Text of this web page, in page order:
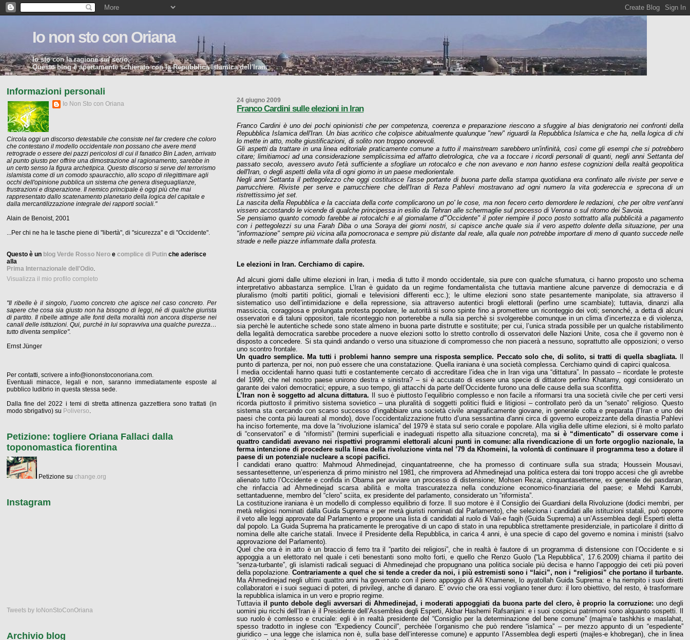
Io non sto con Oriana
Io sto con la ragionesul serio.
Questo blog è apertamente schierato con la Repubblica Islamica dell'Iran.
24 giugno 2009
Franco Cardini sulle elezioni in Iran
Franco Cardini è uno dei pochi opinionisti che per competenza, coerenza e preparazione riescono a sfuggire al bias denigratorio nei confronti della
Repubblica Islamica dell'Iran. Un bias acritico che colpisce abitualmente qualunque "new" riguardi la Repubblica Islamica e che ha, nella logica di chi
lo mette in atto, molte giustificazioni, di solito non troppo onorevoli.
Gli aspetti da trattare in una linea editoriale praticamente comune a tutto il mainstream sarebbero un'infinità, così come gli esempi che si potrebbero
citare; limitiamoci ad una considerazione semplicissima ed affatto dietrologica, che va a toccare i ricordi personali di quanti, negli anni Settanta del
passato secolo, avessero avuto l'età sufficiente a sfogliare un rotocalco e che non avevano e non hanno estese cognizioni della realtà geopolitica
dell'Iran, o degli aspetti della vita di ogni giorno in un paese mediorientale.
Negli anni Settanta il pettegolezzo che oggi costituisce l'asse portante di buona parte della stampa quotidiana era confinato alle riviste per serve e
parrucchiere. Riviste per serve e parrucchiere che dell'Iran di Reza Pahlevi mostravano ad ogni numero la vita godereccia e sprecona di un
ristrettissimo jet set.
La nascita della Repubblica e la cacciata della corte complicarono un po' le cose, ma non fecero certo demordere le redazioni, che per oltre vent'anni
vissero accostando le vicende di qualche principessa in esilio da Tehran alle schermaglie sul processo di Verona o sul ritorno dei Savoia.
Se pensiamo quanto comodo farebbe ai rotocalchi e al giornalame d'"Occidente" il poter riempire il poco posto sottratto alla pubblicità a pagamento
con i pettegolezzi su una Farah Diba o una Soraya dei giorni nostri, si capisce anche quale sia il vero aspetto dolente della situazione, per una
"informazione" sempre più vicina alla pornocronaca e sempre più distante dal reale, alla quale non potrebbe importare di meno di quanto succede nelle
strade e nelle piazze infiammate dalla protesta.
Le elezioni in Iran. Cerchiamo di capire.
Ad alcuni giorni dalle ultime elezioni in Iran, i media di tutto il mondo occidentale, sia pure con qualche sfumatura, ci hanno proposto uno schema
interpretativo abbastanza semplice. L’Iran è guidato da un regime fondamentalista che tuttavia mantiene alcune parvenze di democrazia e di
pluralismo (molti partiti politici, giornali e televisioni differenti ecc.); le ultime elezioni sono state pesantemente manipolate, sia attraverso il
sistematico uso dell’intimidazione e della repressione, sia attraverso autentici brogli elettorali (perfino urne scambiate); tuttavia, dinanzi alla
massiccia, coraggiosa e prolungata protesta popolare, le autorità si sono spinte fino a promettere un riconteggio dei voti; senonché, a detta di alcuni
osservatori e di taluni oppositori, tale riconteggio non porterebbe a nulla sia perchè si svolgerebbe comunque in un clima d’incertezza e di violenza,
sia perchè le autentiche schede sono state almeno in buona parte distrutte e sostituite; per cui, l’unica strada possibile per un qualche ristabilimento
della legalità democratica sarebbe procedere a nuove elezioni sotto lo stretto controllo di osservatori delle Nazioni Unite, cosa che il governo non è
disposto a concedere. Si sta quindi andando o verso una situazione di compromesso che non piacerà a nessuno, soprattutto alle opposizioni; o verso
uno scontro frontale.
Un quadro semplice. Ma tutti i problemi hanno sempre una risposta semplice. Peccato solo che, di solito, si tratti di quella sbagliata.
punto di partenza, per noi, non può essere che una constatazione. Quella iraniana è una società complessa. Cerchiamo quindi di capirci qualcosa.
I media occidentali hanno quasi tutti e costantemente cercato di accreditare l’idea che in Iran viga una “dittatura”. In passato – ricordate le proteste
del 1999, che nel nostro paese unirono destra e sinistra? – si è accusato di essere una specie di dittatore perfino Khatamy, oggi considerato un
garante dei valori democratici; eppure, a suo tempo, gli attacchi da parte dell’Occidente furono una delle cause della sua sconfitta.
L’Iran non è soggetto ad alcuna dittatura. Il suo è piuttosto l’equilibrio complesso e non facile a riformarsi tra una società civile che per certi versi
ricorda piuttosto il primitivo sistema sovietico – una pluralità di soggetti politici fluidi e litigiosi – controllato però da un “senato” religioso. Questo
sistema sta cercando con scarso successo d’ingabbiare una società civile anagraficamente giovane, in generale colta e preparata (l’Iran e uno dei
paesi che conta più laureati al mondo), dove l’occidentalizzazione frutto d’una sessantina d'anni circa di governo europeizzante della dinastia Pahlevi
ha inciso fortemente, ma dove la “rivoluzione islamica” del 1979 è stata sul serio corale e popolare. Alla vigilia delle ultime elezioni, si è molto parlato
di “conservatori” e di “riformisti” (termini superficiali e inadeguati rispetto alla situazione concreta), masi è “dimenticato” di osservare come i
quattro candidati avevano nei rispettivi programmi elettorali alcuni punti in comune: alla rivendicazione di un forte orgoglio nazionale, la
ferma intenzione di procedere sulla linea della rivoluzione vinta nel ’79 da Khomeini, la volontà di continuare il programma teso a dotare il
paese di un potenziale nucleare a scopi pacifici.
I candidati erano quattro: Mahmoud Ahmedinejad, cinquantatreenne, che ha promesso di continuare sulla sua strada; Houssein Mousavi,
sessantesettenne, un’esperienza di primo ministro nel 1981, che rimprovera ad Ahmedinejad una politica estera dai toni troppo accesi che gli avrebbe
alienato tutto l’Occidente e confida in Obama per avviare un processo di distensione; Mohsen Rezai, cinquantasettenne, ex generale dei pasdaran,
che rinfaccia ad Ahmedinejad scarsa abilità e molta trascuratezza nella conduzione economico-finanziaria del paese; e Mehdi Karrubi,
settantaduenne, membro del “clero” sciita, ex presidente del parlamento, considerato un “riformista”.
La costituzione iraniana è un modello di complesso equilibrio di forze. Il suo motore è il Consiglio dei Guardiani della Rivoluzione (dodici membri, per
metà religiosi nominati dalla Guida Suprema e per metà giuristi nominati dal Parlamento), che seleziona i candidati alle istituzioni statali, può opporre
il veto alle leggi approvate dal Parlamento e propone una lista di candidati al ruolo di Vali-e faqih (Guida Suprema) a un’Assemblea degli Esperti eletta
dal popolo. La Guida Suprema ha praticamente le prerogative di un capo di stato in una repubblica strettamente presidenziale, in particolare il diritto di
nomina delle alte cariche statali. Invece il Presidente della Repubblica, in carica 4 anni, è una specie di capo del governo e nomina i ministri (salvo
approvazione del Parlamento).
Quel che ora è in atto è un braccio di ferro tra il “partito dei religiosi”, che in realtà è fautore di un programma di distensione con l’Occidente e si
appoggia a un elettorato nel quale i ceti benestanti sono molto forti, e quello che Renzo Guolo (“La Repubblica”, 17.6.2009) chiama il partito dei
“senza-turbante”, gli islamisti radicali seguaci di Ahmedinejad che propugnano una politica sociale più decisa e hanno l’appoggio dei ceti più poveri
della popolazione.Contrariamente a quel che si tende a creder da noi, i più estremisti sono i “laici”, non i “religiosi” che portano il turbante.
Ma Ahmedinejad negli ultimi quattro anni ha governato con il pieno appoggio di Ali Khamenei, lo ayatollah Guida Suprema: e ha riempito i suoi diretti
collaboratori e i suoi seguaci di poteri, di privilegi, anche di danaro. E’ ovvio che ora essi vogliano tener duro: il loro obiettivo, del resto, è trasformare
la repubblica islamica in un vero e proprio regime.
Tuttavia il punto debole degli avversari di Ahmedinejad, i moderati appoggiati da buona parte del clero, è proprio la corruzione: uno degli
uomini piu ricchi dell’Iran è il Presidente dell’Assemblea degli Esperti, Akbar Hashemi Rafsanjani: e i suoi cospicui patrimoni sono alquanto sospetti. Il
suo ruolo è comlesso e cruciale: egli è in realtà presidente del “Consiglio per la determinazione del bene comune” (majma’e tashkhis e maslahat,
spesso tradotto in inglese con “Expediency Council”, perchèèe l’organismo che può rendere “islamica” – per mezzo appunto di un “espediente”
giuridico – una legge che islamica non è, sulla base dell’interesse comune) e appunto l’Assemblea degli esperti (majles-e khobregan), che in linea
Informazioni personali
Io Non Sto con Oriana
Circola oggi un discorso detestabile che consiste nel far credere che coloro
che contestano il modello occidentale non possano che avere menti
retrograde o essere dei pazzi pericolosi di cui il fanatico Bin Laden, arrivato
al punto giusto per offrire una dimostrazione al ragionamento, sarebbe in
un certo senso la figura archetipica. Questo discorso si serve del terrorismo
islamista come di un comodo spauracchio, allo scopo di rilegittimare agli
occhi dell'opinione pubblica un sistema che genera diseguaglianze,
frustrazioni e disperazione. Il nemico principale è oggi più che mai
rappresentato dallo scatenamento planetario della logica del capitale e
dalla mercantilizzazione integrale dei rapporti sociali."
Alain de Benoist, 2001
...Per chi ne ha le tasche piene di "libertà", di "sicurezza" e di "Occidente".
Questo è un blog Verde Rosso Nero e complice di Putin che aderisce
alla
Prima Internazionale dell'Odio.
Visualizza il mio profilo completo
"Il ribelle è il singolo, l’uomo concreto che agisce nel caso concreto. Per
sapere che cosa sia giusto non ha bisogno di leggi, né di qualche giurista
di partito. Il ribelle attinge alle fonti della moralità non ancora disperse nei
canali delle istituzioni. Qui, purché in lui sopravviva una qualche purezza…
tutto diventa semplice".
Ernst Jünger
Per contatti, scrivere a info@iononstoconoriana.com.
Eventuali minacce, legali e non, saranno immediatamente esposte al
pubblico ludibrio in questa stessa sede.
Dalla fine del 2022 i temi di stretta attinenza gazzettiera sono trattati (in
modo sbrigativo) su Poliverso.
Petizione: togliere Oriana Fallaci dalla
toponomastica fiorentina
Petizione su change.org
Instagram
Tweets by IoNonStoConOriana
Archivio blog